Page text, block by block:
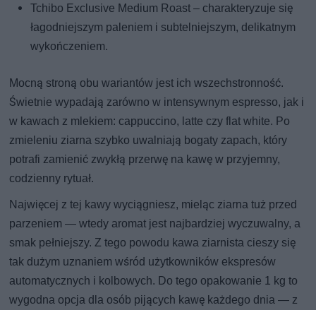
Tchibo Exclusive Medium Roast – charakteryzuje się
łagodniejszym paleniem i subtelniejszym, delikatnym
wykończeniem.
Mocną stroną obu wariantów jest ich wszechstronność.
Świetnie wypadają zarówno w intensywnym espresso, jak i
w kawach z mlekiem: cappuccino, latte czy flat white. Po
zmieleniu ziarna szybko uwalniają bogaty zapach, który
potrafi zamienić zwykłą przerwę na kawę w przyjemny,
codzienny rytuał.
Najwięcej z tej kawy wyciągniesz, mieląc ziarna tuż przed
parzeniem — wtedy aromat jest najbardziej wyczuwalny, a
smak pełniejszy. Z tego powodu kawa ziarnista cieszy się
tak dużym uznaniem wśród użytkowników ekspresów
automatycznych i kolbowych. Do tego opakowanie 1 kg to
wygodna opcja dla osób pijących kawę każdego dnia — z